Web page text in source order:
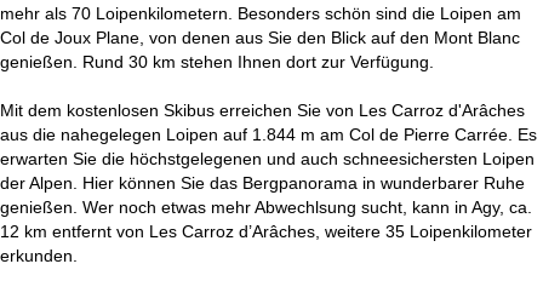
mehr als 70 Loipenkilometern. Besonders schön sind die Loipen am
Col de Joux Plane, von denen aus Sie den Blick auf den Mont Blanc
genießen. Rund 30 km stehen Ihnen dort zur Verfügung.
Mit dem kostenlosen Skibus erreichen Sie von Les Carroz d'Arâches
aus die nahegelegen Loipen auf 1.844 m am Col de Pierre Carrée. Es
erwarten Sie die höchstgelegenen und auch schneesichersten Loipen
der Alpen. Hier können Sie das Bergpanorama in wunderbarer Ruhe
genießen. Wer noch etwas mehr Abwechlsung sucht, kann in Agy, ca.
12 km entfernt von Les Carroz d’Arâches, weitere 35 Loipenkilometer
erkunden.